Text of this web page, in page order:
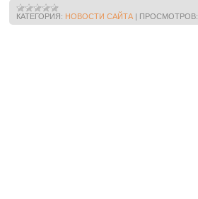
КАТЕГОРИЯ: НОВОСТИ САЙТА | ПРОСМОТРОВ: